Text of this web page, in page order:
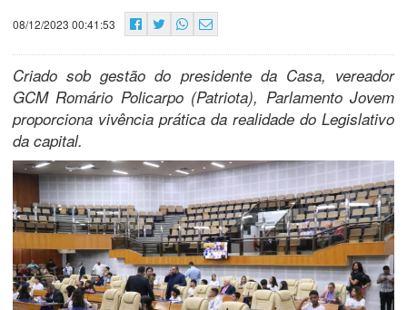
08/12/2023 00:41:53
Criado sob gestão do presidente da Casa, vereador
GCM Romário Policarpo (Patriota), Parlamento Jovem
proporciona vivência prática da realidade do Legislativo
da capital.